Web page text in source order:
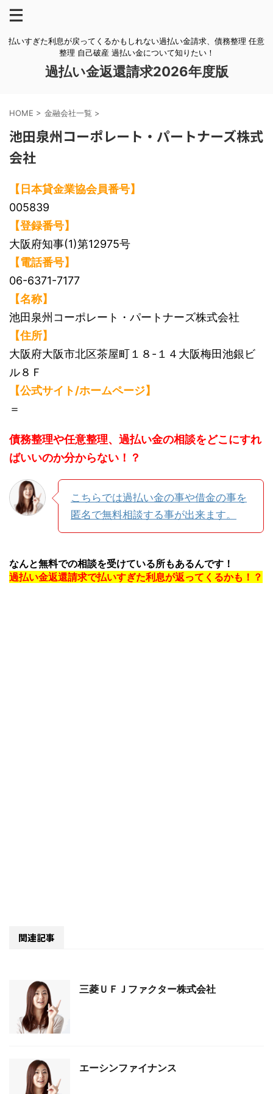
払いすぎた利息が戻ってくるかもしれない過払い金請求、債務整理 任意
整理 自己破産 過払い金について知りたい！
過払い金返還請求2026年度版
HOME > 金融会社一覧 >
池田泉州コーポレート・パートナーズ株式
会社
【日本貸金業協会員番号】
005839
【登録番号】
大阪府知事(1)第12975号
【電話番号】
06-6371-7177
【名称】
池田泉州コーポレート・パートナーズ株式会社
【住所】
大阪府大阪市北区茶屋町１８-１４大阪梅田池銀ビ
ル８Ｆ
【公式サイト/ホームページ】
＝
債務整理や任意整理、過払い金の相談をどこにすれ
ばいいのか分からない！？
こちらでは過払い金の事や借金の事を
匿名で無料相談する事が出来ます。
なんと無料での相談を受けている所もあるんです！
過払い金返還請求で払いすぎた利息が返ってくるかも！？
関連記事
三菱ＵＦＪファクター株式会社
エーシンファイナンス